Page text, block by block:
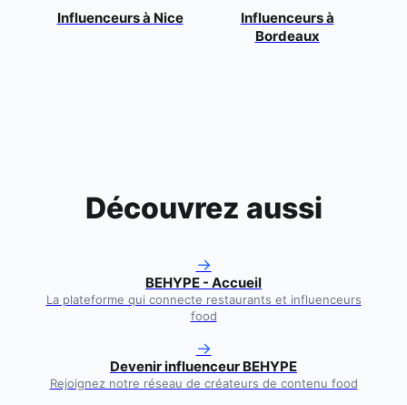
Influenceurs à Nice
Influenceurs à
Bordeaux
Découvrez aussi
→
BEHYPE - Accueil
La plateforme qui connecte restaurants et influenceurs
food
→
Devenir influenceur BEHYPE
Rejoignez notre réseau de créateurs de contenu food